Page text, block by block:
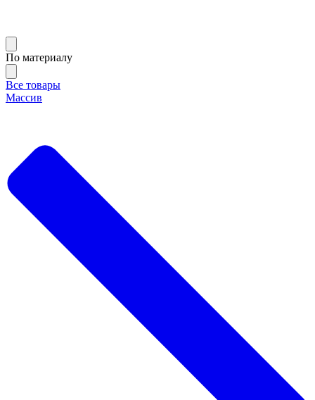
По материалу
Все товары
Массив